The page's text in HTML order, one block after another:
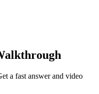
a fast answer and video